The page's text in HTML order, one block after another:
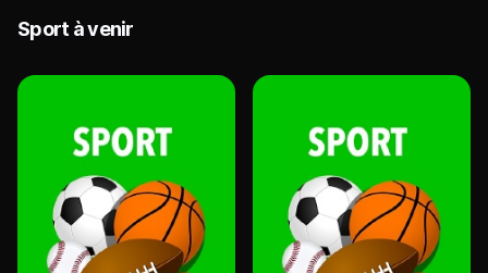
Sport à venir